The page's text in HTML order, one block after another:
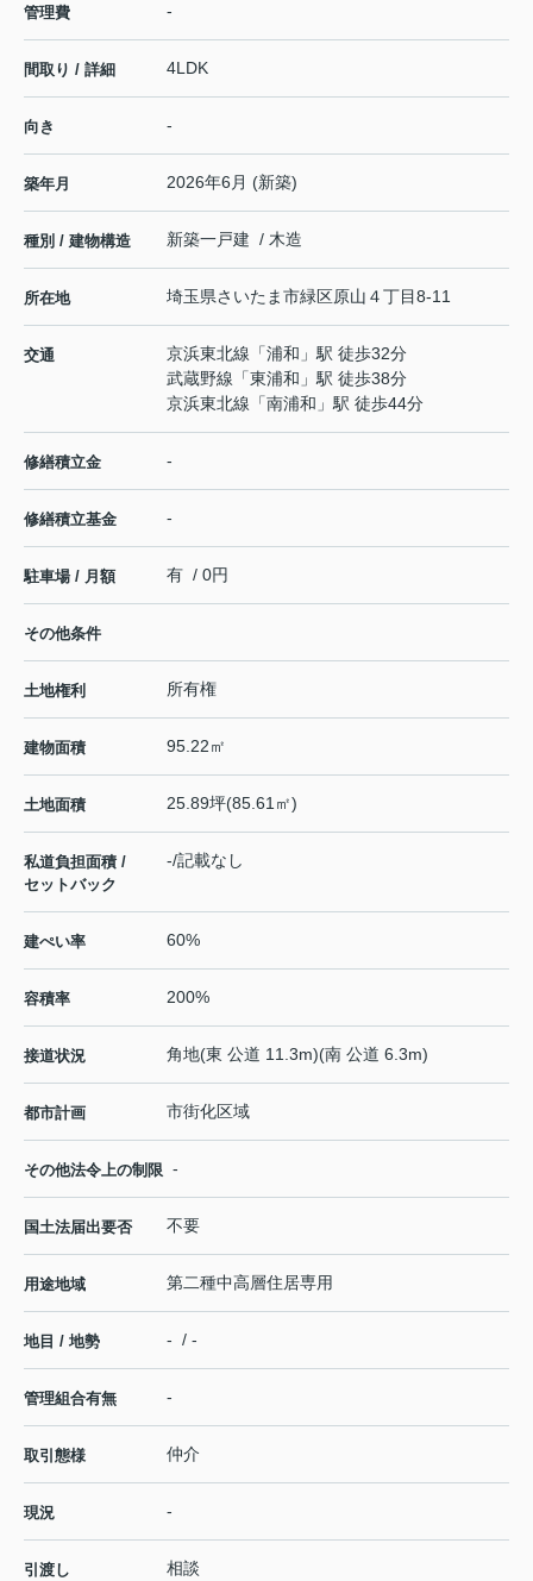
管理費 -
間取り / 詳細 4LDK
向き -
築年月 2026年6月 (新築)
種別 / 建物構造 新築一戸建 / 木造
所在地 埼玉県さいたま市緑区原山 ４丁目8-11
交通 京浜東北線 「浦和 」駅 徒歩32分
武蔵野線 「東浦和 」駅 徒歩38分
京浜東北線 「南浦和 」駅 徒歩44分
修繕積立金 -
修繕積立基金 -
駐車場 / 月額 有 / 0円
その他条件
土地権利 所有権
建物面積 95.22㎡
土地面積 25.89坪(85.61㎡)
私道負担面積 /
セットバック
-/記載なし
建ぺい率 60%
容積率 200%
接道状況 角地(東 公道 11.3m)(南 公道 6.3m)
都市計画 市街化区域
その他法令上の制限 -
国土法届出要否 不要
用途地域 第二種中高層住居専用
地目 / 地勢 - / -
管理組合有無 -
取引態様 仲介
現況 -
引渡し 相談